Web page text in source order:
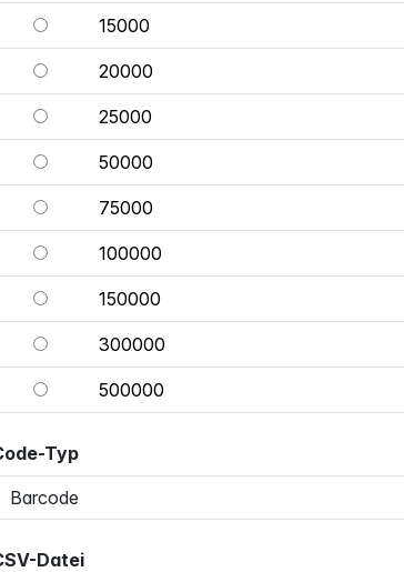
15000
20000
25000
50000
75000
100000
150000
300000
500000
Typ
Datei